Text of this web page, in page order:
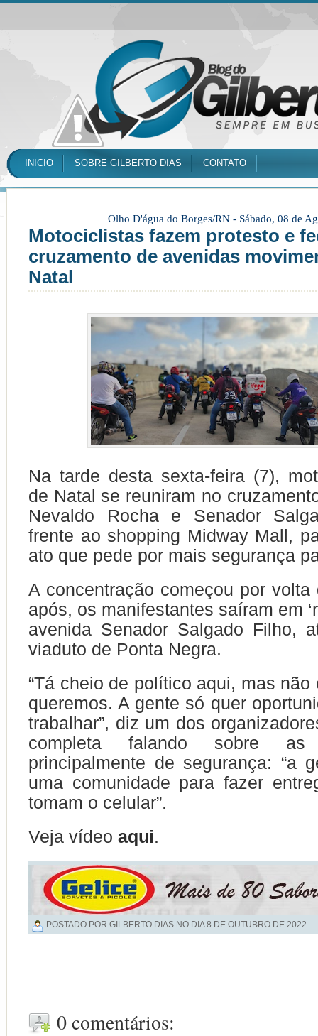
INICIO SOBRE GILBERTO DIAS CONTATO
Olho D'água do Borges/RN - Sábado, 08 de
Motociclistas fazem protesto e
cruzamento de avenidas
Natal
Na tarde desta sexta-feira (7),
de Natal se reuniram no
Nevaldo Rocha e Senador
frente ao shopping Midway Mall,
ato que pede por mais segurança
A concentração começou por volta
após, os manifestantes saíram em
avenida Senador Salgado Filho,
viaduto de Ponta Negra.
“Tá cheio de político aqui, mas
queremos. A gente só quer
trabalhar”, diz um dos
completa falando sobre as
principalmente de segurança: “a
uma comunidade para fazer
tomam o celular”.
Veja vídeo aqui.
POSTADO POR GILBERTO DIAS NO DIA8 DE OUTUBRO DE 2022
0 comentários: